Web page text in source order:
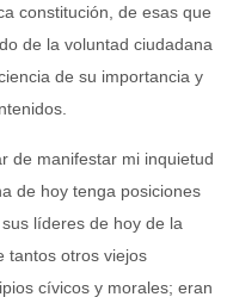
constitución, de esas que
de la voluntad ciudadana
de su importancia y
de manifestar mi inquietud
de hoy tenga posiciones
líderes de hoy de la
tantos otros viejos
cívicos y morales; eran